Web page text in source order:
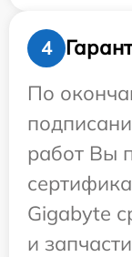
4
По
работ Вы
Gigabyte
и